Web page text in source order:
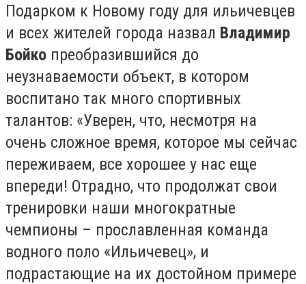
Подарком к Новому году для ильи­чевцев
и всех жителей города назвал Владимир
Бойко преобразившийся до
неузнаваемости объект, в котором
воспитано так много спортивных
талантов: «Уверен, что, несмотря на
очень сложное время, которое мы сейчас
переживаем, все хорошее у нас еще
впереди! Отрадно, что продолжат свои
тренировки наши многократные
чемпионы – прославленная команда
водного поло «Ильичевец», и
подрастающие на их достойном примере